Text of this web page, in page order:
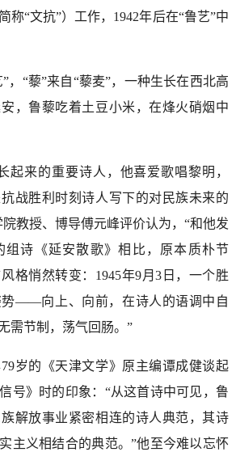
称“文抗”）工作，1942年后在“鲁艺”中
，“藜”来自“藜麦”，一种生长在西北高
，鲁藜吃着土豆小米，在烽火硝烟中
起来的重要诗人，他喜爱歌唱黎明，
抗战胜利时刻诗人写下的对民族未来的
教授、博导傅元峰评价认为，“和他发
组诗《延安散歌》相比，原本质朴节
格悄然转变：1945年9月3日，一个胜
势——向上、向前，在诗人的语调中自
需节制，荡气回肠。”
岁的《天津文学》原主编谭成健谈起
号》时的印象：“从这首诗中可见，鲁
解放事业紧密相连的诗人典范，其诗
主义相结合的典范。”他至今难以忘怀